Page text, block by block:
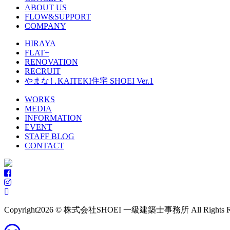
ABOUT US
FLOW&SUPPORT
COMPANY
HIRAYA
FLAT+
RENOVATION
RECRUIT
やまなしKAITEKI住宅 SHOEI Ver.1
WORKS
MEDIA
INFORMATION
EVENT
STAFF BLOG
CONTACT
Copyright2026 © 株式会社SHOEI 一級建築士事務所 All Rights